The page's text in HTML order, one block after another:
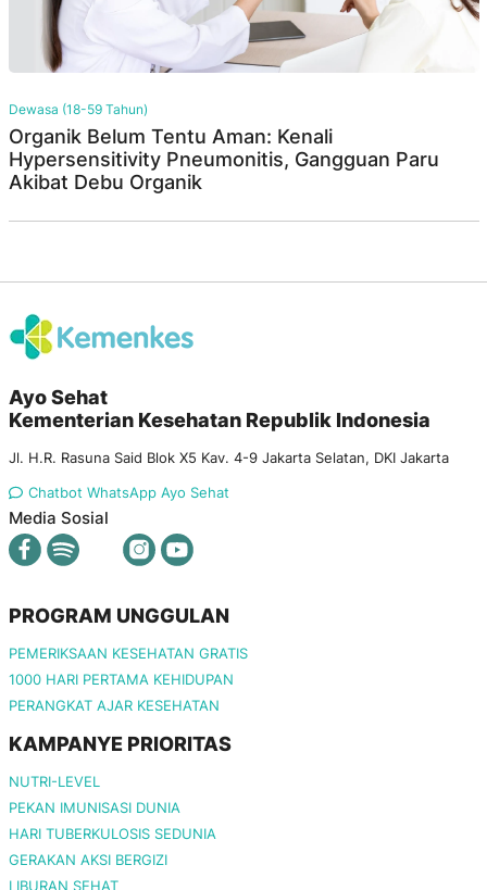
Dewasa (18-59 Tahun)
Organik Belum Tentu Aman: Kenali
Hypersensitivity Pneumonitis, Gangguan Paru
Akibat Debu Organik
Ayo Sehat
Kementerian Kesehatan Republik Indonesia
Jl. H.R. Rasuna Said Blok X5 Kav. 4-9 Jakarta Selatan, DKI Jakarta
Chatbot WhatsApp Ayo Sehat
Media Sosial
PROGRAM UNGGULAN
PEMERIKSAAN KESEHATAN GRATIS
1000 HARI PERTAMA KEHIDUPAN
PERANGKAT AJAR KESEHATAN
KAMPANYE PRIORITAS
NUTRI-LEVEL
PEKAN IMUNISASI DUNIA
HARI TUBERKULOSIS SEDUNIA
GERAKAN AKSI BERGIZI
LIBURAN SEHAT